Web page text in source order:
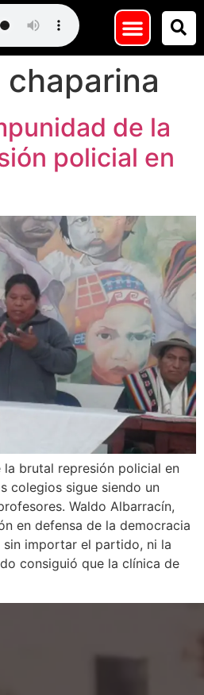
chaparina
de la
policial en
brutal represión policial en
colegios sigue siendo un
Waldo Albarracín,
en defensa de la democracia
importar el partido, ni la
consiguió que la clínica de